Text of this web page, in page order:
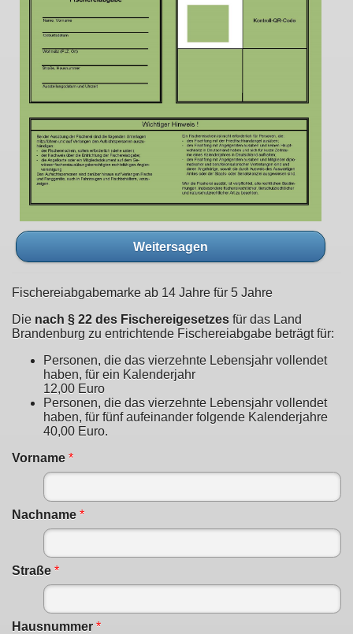
Weitersagen
Fischereiabgabemarke ab 14 Jahre für 5 Jahre
Die nach § 22 des Fischereigesetzes für das Land
Brandenburg zu entrichtende Fischereiabgabe beträgt für:
Personen, die das vierzehnte Lebensjahr vollendet
haben, für ein Kalenderjahr
12,00 Euro
Personen, die das vierzehnte Lebensjahr vollendet
haben, für fünf aufeinander folgende Kalenderjahre
40,00 Euro.
Vorname *
Nachname *
Straße *
Hausnummer *